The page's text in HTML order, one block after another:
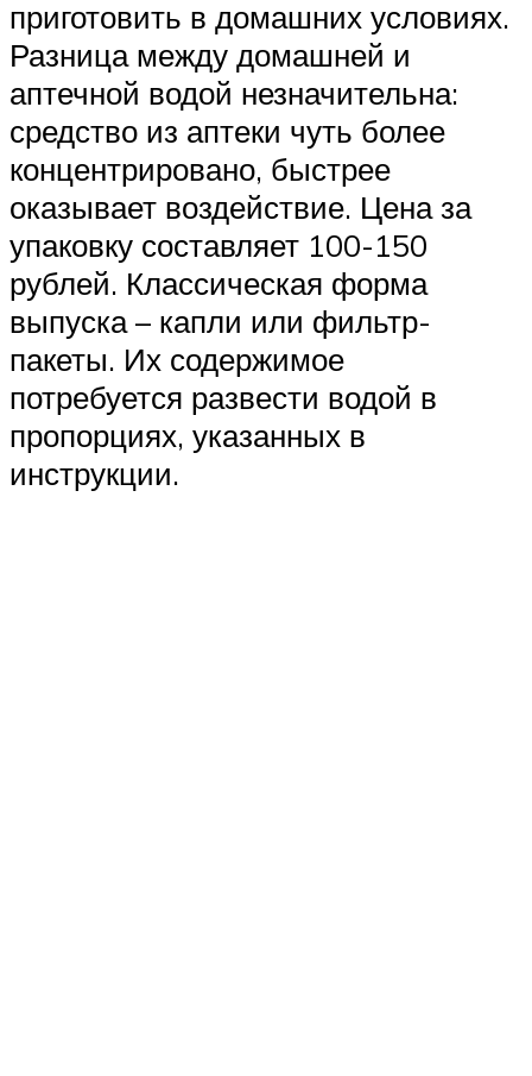
приготовить в домашних условиях.
Разница между домашней и
аптечной водой незначительна:
средство из аптеки чуть более
концентрировано, быстрее
оказывает воздействие. Цена за
упаковку составляет 100-150
рублей. Классическая форма
выпуска – капли или фильтр-
пакеты. Их содержимое
потребуется развести водой в
пропорциях, указанных в
инструкции.